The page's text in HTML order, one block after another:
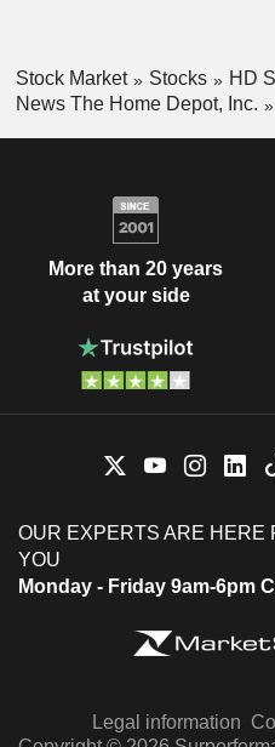
Stock Market Stocks
HD
News The Home Depot, Inc.
More than 20 years
at your side
OUR EXPERTS ARE HERE
YOU
Monday - Friday 9am-6pm
Legal information